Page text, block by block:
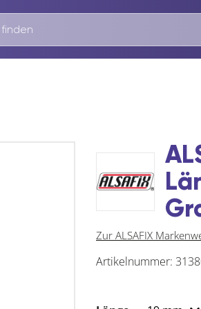
Zur ALSAFIX
Artikelnummer: